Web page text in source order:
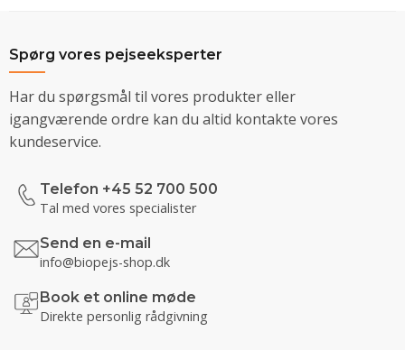
Spørg vores pejseeksperter
Har du spørgsmål til vores produkter eller
igangværende ordre kan du altid kontakte vores
kundeservice.
Telefon +45 52 700 500
Tal med vores specialister
Send en e-mail
info@biopejs-shop.dk
Book et online møde
Direkte personlig rådgivning